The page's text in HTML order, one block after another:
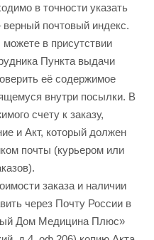
в точности указать
верный почтовый индекс.
в присутствии
Пункта выдачи
её содержимое
внутри посылки. В
счету к заказу,
и Акт, который должен
почты (курьером или
заказа и наличии
через Почту России в
Дом Медицина Плюс»